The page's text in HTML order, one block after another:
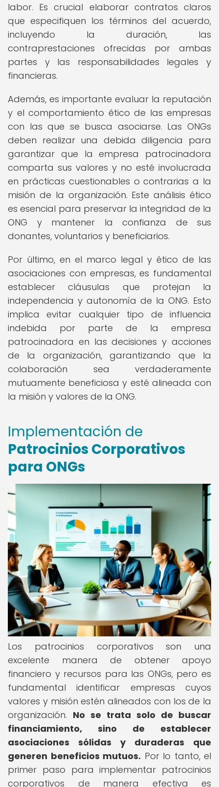
labor. Es crucial elaborar contratos claros
que especifiquen los términos del acuerdo,
incluyendo la duración, las
contraprestaciones ofrecidas por ambas
partes y las responsabilidades legales y
financieras.
Además, es importante evaluar la reputación
y el comportamiento ético de las empresas
con las que se busca asociarse. Las ONGs
deben realizar una debida diligencia para
garantizar que la empresa patrocinadora
comparta sus valores y no esté involucrada
en prácticas cuestionables o contrarias a la
misión de la organización. Este análisis ético
es esencial para preservar la integridad de la
ONG y mantener la confianza de sus
donantes, voluntarios y beneficiarios.
Por último, en el marco legal y ético de las
asociaciones con empresas, es fundamental
establecer cláusulas que protejan la
independencia y autonomía de la ONG. Esto
implica evitar cualquier tipo de influencia
indebida por parte de la empresa
patrocinadora en las decisiones y acciones
de la organización, garantizando que la
colaboración sea verdaderamente
mutuamente beneficiosa y esté alineada con
la misión y valores de la ONG.
Implementación de
Patrocinios Corporativos
para ONGs
Los patrocinios corporativos son una
excelente manera de obtener apoyo
financiero y recursos para las ONGs, pero es
fundamental identificar empresas cuyos
valores y misión estén alineados con los de la
organización. No se trata solo de buscar
financiamiento, sino de establecer
asociaciones sólidas y duraderas que
generen beneficios mutuos. Por lo tanto, el
primer paso para implementar patrocinios
corporativos de manera efectiva es